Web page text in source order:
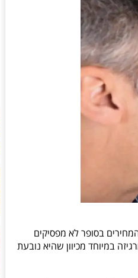
בסופר לא מפסיקים
במיוחד מכיוון שהיא נובעת